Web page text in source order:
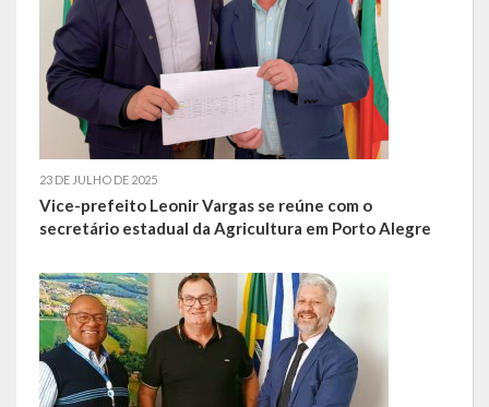
RC – Relatório Circunstanciado
PPA – Plano Plurianual
LDO – Lei de Diretrizes Orçamentárias
Acesso à Informação
Transparência
23 DE JULHO DE 2025
Vice-prefeito Leonir Vargas se reúne com o
secretário estadual da Agricultura em Porto Alegre